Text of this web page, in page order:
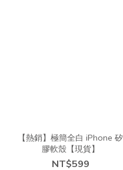
【熱銷】極簡全白 iPhone 矽
膠軟殼【現貨】
NT$599